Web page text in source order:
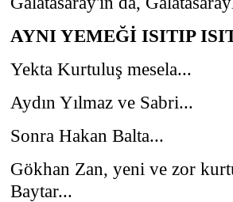
AYNI YEMEĞİ ISITIP
Yekta Kurtuluş mesela...
Aydın Yılmaz ve Sabri...
Sonra Hakan Balta...
Gökhan Zan, yeni ve zor
Baytar...